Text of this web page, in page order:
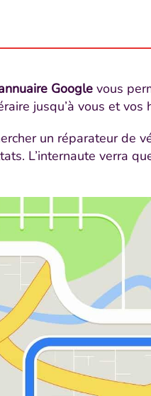
Google vous
jusqu’à vous et vos
un réparateur de
L’internaute verra